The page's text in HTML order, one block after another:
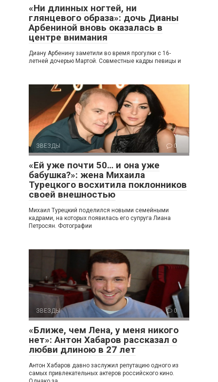
«Ни длинных ногтей, ни
глянцевого образа»: дочь Дианы
Арбениной вновь оказалась в
центре внимания
Диану Арбенину заметили во время прогулки с 16-
летней дочерью Мартой. Совместные кадры певицы и
ЗВЕЗДЫ 0
«Ей уже почти 50… и она уже
бабушка?»: жена Михаила
Турецкого восхитила поклонников
своей внешностью
Михаил Турецкий поделился новыми семейными
кадрами, на которых появилась его супруга Лиана
Петросян. Фотографии
ЗВЕЗДЫ 0
«Ближе, чем Лена, у меня никого
нет»: Антон Хабаров рассказал о
любви длиною в 27 лет
Антон Хабаров давно заслужил репутацию одного из
самых привлекательных актеров российского кино.